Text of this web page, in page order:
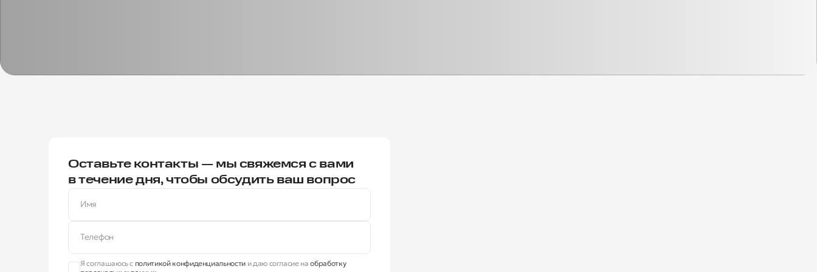
Оставьте контакты — мы свяжемся с вами
в течение дня, чтобы обсудить ваш вопрос
Имя
Телефон
Я соглашаюсь с политикой конфиденциальностии даю согласие наобработку